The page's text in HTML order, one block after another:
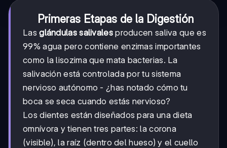
Primeras Etapas de la Digestión
Lasglándulas salivalesproducen saliva que es
99% agua pero contiene enzimas importantes
como la lisozima que mata bacterias. La
salivación está controlada por tu sistema
nervioso autónomo - ¿has notado cómo tu
boca se seca cuando estás nervioso?
Los dientes están diseñados para una dieta
omnívora y tienen tres partes: la corona
(visible), la raíz (dentro del hueso) y el cuello